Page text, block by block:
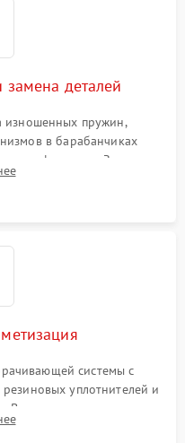
деталей
изношенных пружин,
в барабанчиках
трансфокаторе. Замена
или восстановление
системы с
уплотнителей и
Вакуумирование корпуса
или аргоном для